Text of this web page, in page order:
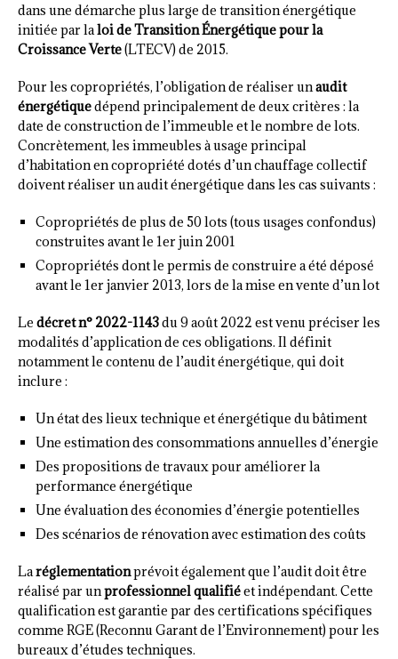
dans une démarche plus large de transition énergétique
initiée par laloi de Transition Énergétique pour la
Croissance Verte(LTECV) de 2015.
Pour les copropriétés, l’obligation de réaliser unaudit
énergétiquedépend principalement de deux critères : la
date de construction de l’immeuble et le nombre de lots.
Concrètement, les immeubles à usage principal
d’habitation en copropriété dotés d’un chauffage collectif
doivent réaliser un audit énergétique dans les cas suivants :
Copropriétés de plus de 50 lots (tous usages confondus)
construites avant le 1er juin 2001
Copropriétés dont le permis de construire a été déposé
avant le 1er janvier 2013, lors de la mise en vente d’un lot
Le décret n° 2022-1143du 9 août 2022 est venu préciser les
modalités d’application de ces obligations. Il définit
notamment le contenu de l’audit énergétique, qui doit
inclure :
Un état des lieux technique et énergétique du bâtiment
Une estimation des consommations annuelles d’énergie
Des propositions de travaux pour améliorer la
performance énergétique
Une évaluation des économies d’énergie potentielles
Des scénarios de rénovation avec estimation des coûts
Laréglementationprévoit également que l’audit doit être
réalisé par unprofessionnel qualifiéet indépendant. Cette
qualification est garantie par des certifications spécifiques
comme RGE (Reconnu Garant de l’Environnement) pour les
bureaux d’études techniques.